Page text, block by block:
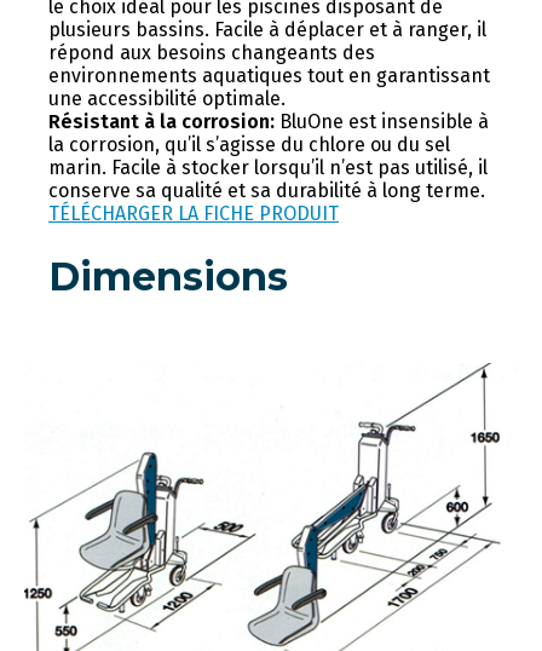
le choix idéal pour les piscines disposant de
plusieurs bassins. Facile à déplacer et à ranger, il
répond aux besoins changeants des
environnements aquatiques tout en garantissant
une accessibilité optimale.
Résistant à la corrosion: BluOne est insensible à
la corrosion, qu’il s’agisse du chlore ou du sel
marin. Facile à stocker lorsqu’il n’est pas utilisé, il
conserve sa qualité et sa durabilité à long terme.
TÉLÉCHARGER LA FICHE PRODUIT
Dimensions